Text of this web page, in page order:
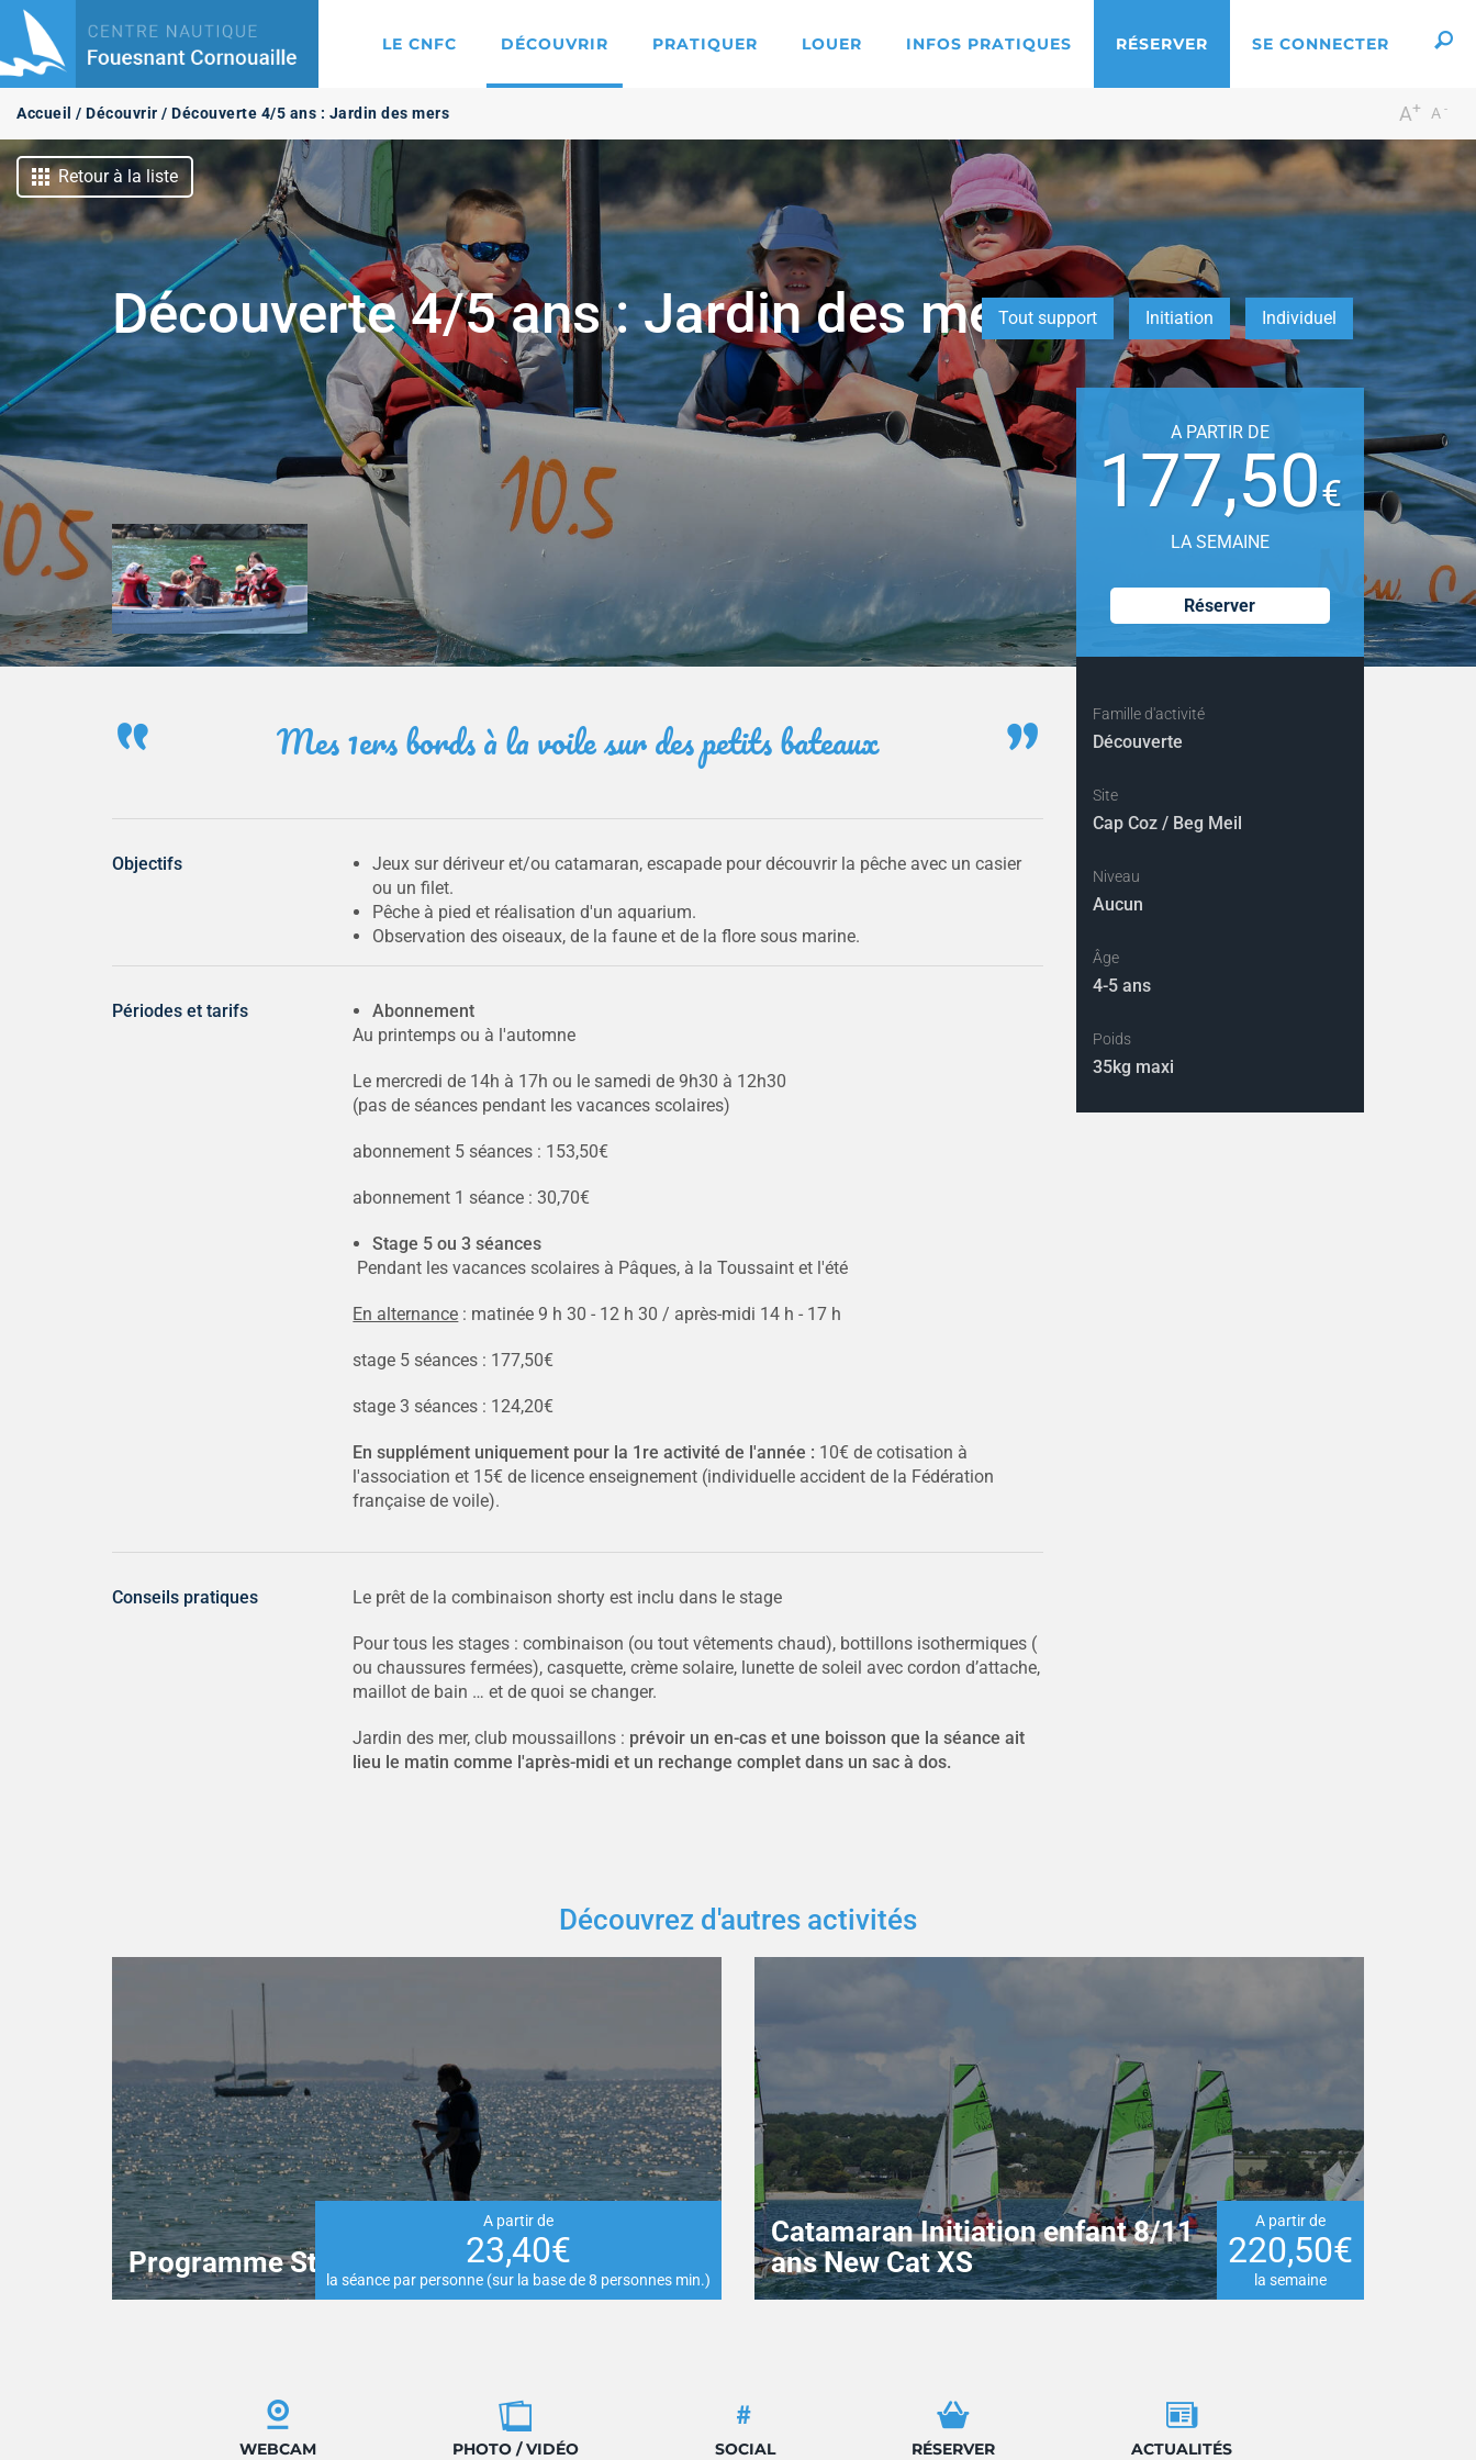
LE CNFC DÉCOUVRIR PRATIQUER LOUER INFOS PRATIQUES RÉSERVER SE CONNECTER
Accueil / Découvrir / Découverte 4/5 ans : Jardin des mers -
A
+
A
Retour à la liste
Découverte 4/5 ans : Jardin des mersTout support Initiation Individuel
A PARTIR DE
177,50€
LA SEMAINE
Réserver
Famille d'activité
Découverte
Site
Cap Coz / Beg Meil
Niveau
Aucun
Âge
4-5 ans
Poids
35kg maxi
Mes 1ers bords à la voile sur des petits bateaux
Objectifs
Jeux sur dériveur et/ou catamaran, escapade pour découvrir la pêche avec un casier
ou un filet.
Pêche à pied et réalisation d'un aquarium.
Observation des oiseaux, de la faune et de la flore sous marine.
Périodes et tarifs
Abonnement
Au printemps ou à l'automne
Le mercredi de 14h à 17h ou le samedi de 9h30 à 12h30
(pas de séances pendant les vacances scolaires)
abonnement 5 séances : 153,50€
abonnement 1 séance : 30,70€
Stage 5 ou 3 séances
Pendant les vacances scolaires à Pâques, à la Toussaint et l'été
​En alternance : matinée 9 h 30 - 12 h 30 / après-midi 14 h - 17 h
stage 5 séances : 177,50€
stage 3 séances : 124,20€
En supplément uniquement pour la 1re activité de l'année : 10€ de cotisation à
l'association et 15€ de licence enseignement (individuelle accident de la Fédération
française de voile).
Conseils pratiques Le prêt de la combinaison shorty est inclu dans le stage
Pour tous les stages : combinaison (ou tout vêtements chaud), bottillons isothermiques (
ou chaussures fermées), casquette, crème solaire, lunette de soleil avec cordon d’attache,
maillot de bain … et de quoi se changer.
Jardin des mer, club moussaillons : prévoir un en-cas et une boisson que la séance ait
lieu le matin comme l'après-midi et un rechange complet dans un sac à dos.
Découvrez d'autres activités
Programme Stand Up Paddle
A partir de
23,40€
la séance par personne (sur la base de 8 personnes min.)
Catamaran Initiation enfant 8/11
ans New Cat XS
A partir de
220,50€
la semaine
WEBCAM PHOTO / VIDÉO SOCIAL RÉSERVER ACTUALITÉS